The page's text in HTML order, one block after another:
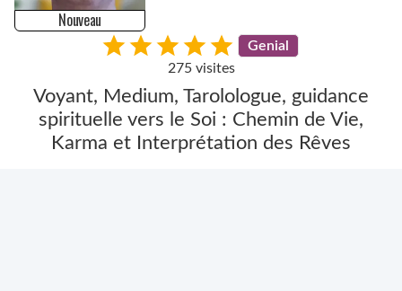
Nouveau
Genial
275 visites
Voyant, Medium, Tarolologue, guidance
spirituelle vers le Soi : Chemin de Vie,
Karma et Interprétation des Rêves